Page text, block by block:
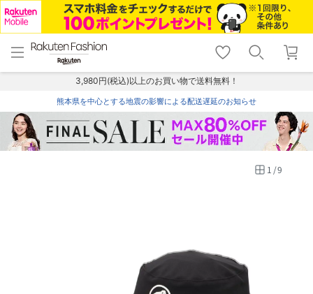
menu home
トップ
shopping_cart lock_outline
ログイン
3,980円(税込)以上のお買い物で送料無料！
熊本県を中心とする地震の影響による配送遅延のお知らせ
1 /9